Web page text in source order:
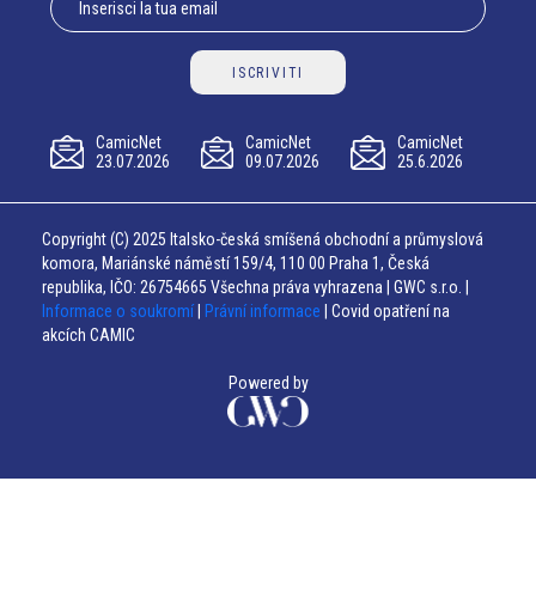
ISCRIVITI
CamicNet
23.07.2026
CamicNet
09.07.2026
CamicNet
25.6.2026
Copyright (C) 2025 Italsko-česká smíšená obchodní a průmyslová
komora, Mariánské náměstí 159/4, 110 00 Praha 1, Česká
republika, IČO: 26754665 Všechna práva vyhrazena | GWC s.r.o. |
Informace o soukromí
Právní informace | Covid opatření na
akcích CAMIC
Powered by